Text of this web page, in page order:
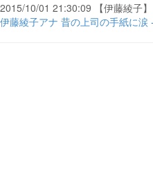
2015/10/01 21:30:09 【伊藤綾子】
伊藤綾子アナ 昔の上司の手紙に涙